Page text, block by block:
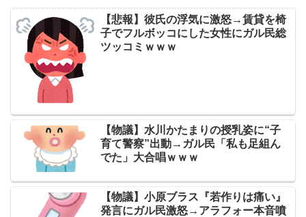
【悲報】彼氏の浮気に激怒→賃貸を椅
子でフルボッコにした女性にガル民総
ツッコミｗｗｗ
【物議】水川かたまりの授乳姿に“子
育て警察”出動→ガル民「私も足組ん
でた」大合唱ｗｗｗ
【物議】小原ブラス『若作りは痛い』
発言にガル民激怒→アラフォー本音噴